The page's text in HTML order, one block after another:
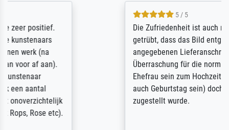
Die Zufriedenheit ist auch nicht dadurch
getrübt, dass das Bild entgegen einer
angegebenen Lieferanschrift (sollte eine
Überraschung für die normannische
Ehefrau sein zum Hochzeits- gleichzeitig
auch Geburtstag sein) doch nach zu Hause
zugestellt wurde.